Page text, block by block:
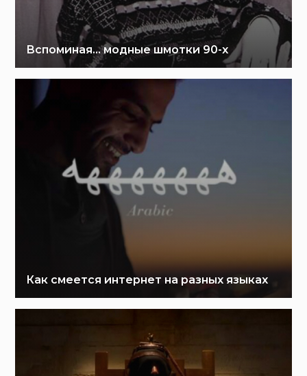
Вспоминая… модные шмотки 90-х
Как смеется интернет на разных языках